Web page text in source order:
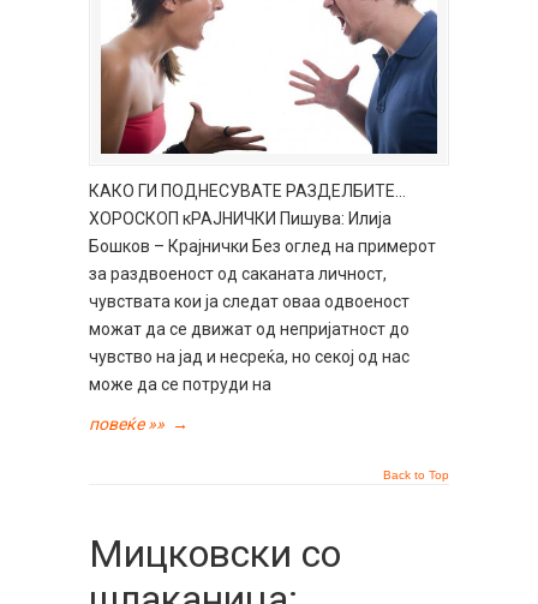
КАКО ГИ ПОДНЕСУВАТЕ РАЗДЕЛБИТЕ…
ХОРОСКОП кРАЈНИЧКИ Пишува: Илија
Бошков – Крајнички Без оглед на примерот
за раздвоеност од саканата личност,
чувствата кои ја следат оваа одвоеност
можат да се движат од непријатност до
чувство на јад и несреќа, но секој од нас
може да се потруди на
повеќе »» →
Back to Top
Мицковски со